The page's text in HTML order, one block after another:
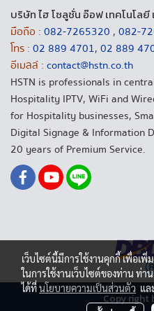
บริษัท ไฮ โซลูชั่น อ๊อฟ เทคโนโลยี
มือถือ : 082-7265320 , 082-
โทร : 02 889 4701, 02 889
อีเมลล์ : contact@hstn.co.th
HSTN is professionals in
Hospitality IPTV, WiFi and
for Hospitality businesses,
Digital Signage & Information
20 years of Premium Service.
Copy right
เว็บไซต์นี้มีการใช้งานคุกกี้ เพื่อ
ในการใช้งานเว็บไซต์ของท่าน ท่า
ได้ที่นโยบายความเป็นส่วนตัว แล